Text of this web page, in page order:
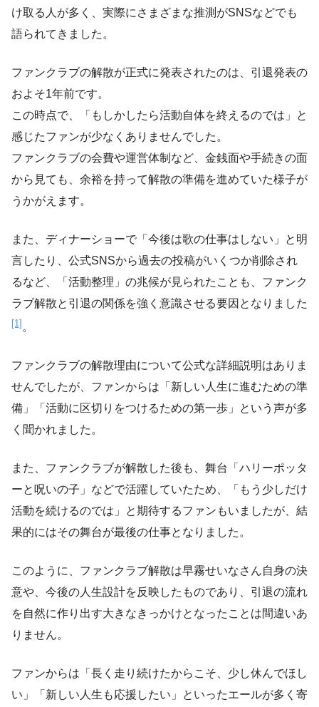
け取る人が多く、実際にさまざまな推測がSNSなどでも
語られてきました。
ファンクラブの解散が正式に発表されたのは、引退発表の
およそ1年前です。
この時点で、「もしかしたら活動自体を終えるのでは」と
感じたファンが少なくありませんでした。
ファンクラブの会費や運営体制など、金銭面や手続きの面
から見ても、余裕を持って解散の準備を進めていた様子が
うかがえます。
また、ディナーショーで「今後は歌の仕事はしない」と明
言したり、公式SNSから過去の投稿がいくつか削除され
るなど、「活動整理」の兆候が見られたことも、ファンク
ラブ解散と引退の関係を強く意識させる要因となりました
[1] 。
ファンクラブの解散理由について公式な詳細説明はありま
せんでしたが、ファンからは「新しい人生に進むための準
備」「活動に区切りをつけるための第一歩」という声が多
く聞かれました。
また、ファンクラブが解散した後も、舞台「ハリーポッタ
ーと呪いの子」などで活躍していたため、「もう少しだけ
活動を続けるのでは」と期待するファンもいましたが、結
果的にはその舞台が最後の仕事となりました。
このように、ファンクラブ解散は早霧せいなさん自身の決
意や、今後の人生設計を反映したものであり、引退の流れ
を自然に作り出す大きなきっかけとなったことは間違いあ
りません。
ファンからは「長く走り続けたからこそ、少し休んでほし
い」「新しい人生も応援したい」といったエールが多く寄